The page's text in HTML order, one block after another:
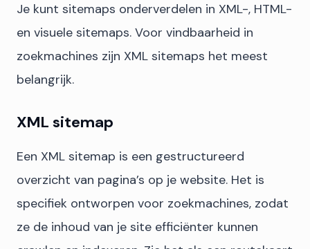
Je kunt sitemaps onderverdelen in XML-, HTML-
en visuele sitemaps. Voor vindbaarheid in
zoekmachines zijn XML sitemaps het meest
belangrijk.
XML sitemap
Een XML sitemap is een gestructureerd
overzicht van pagina’s op je website. Het is
specifiek ontworpen voor zoekmachines, zodat
ze de inhoud van je site efficiënter kunnen